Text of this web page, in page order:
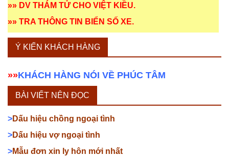
»» DV THÁM TỬ CHO VIỆT KIỀU.
»» TRA THÔNG TIN BIỂN SỐ XE.
Ý KIẾN KHÁCH HÀNG
»»KHÁCH HÀNG NÓI VỀ PHÚC TÂM
BÀI VIẾT NÊN ĐỌC
>Dấu hiệu chồng ngoại tình
>Dấu hiệu vợ ngoại tình
>Mẫu đơn xin ly hôn mới nhất